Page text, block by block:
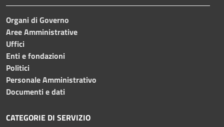
Organi di Governo
Aree Amministrative
Uffici
Enti e fondazioni
Politici
Personale Amministrativo
Documenti e dati
CATEGORIE DI SERVIZIO